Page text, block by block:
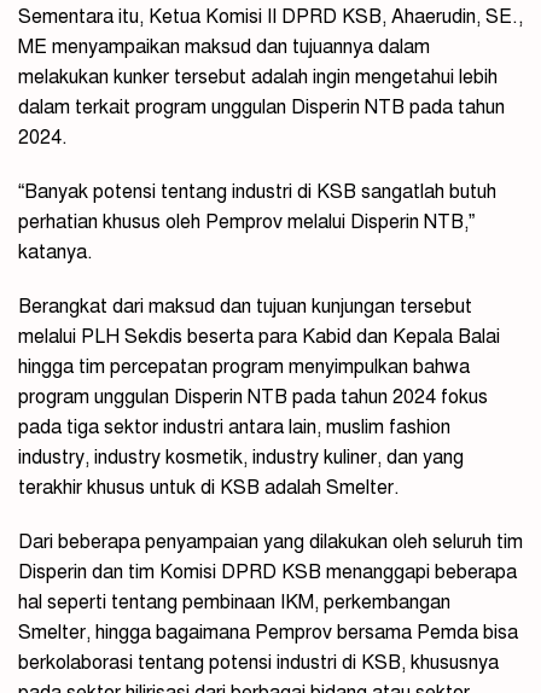
Sementara itu, Ketua Komisi II DPRD KSB, Ahaerudin, SE.,
ME menyampaikan maksud dan tujuannya dalam
melakukan kunker tersebut adalah ingin mengetahui lebih
dalam terkait program unggulan Disperin NTB pada tahun
2024.
“Banyak potensi tentang industri di KSB sangatlah butuh
perhatian khusus oleh Pemprov melalui Disperin NTB,”
katanya.
Berangkat dari maksud dan tujuan kunjungan tersebut
melalui PLH Sekdis beserta para Kabid dan Kepala Balai
hingga tim percepatan program menyimpulkan bahwa
program unggulan Disperin NTB pada tahun 2024 fokus
pada tiga sektor industri antara lain, muslim fashion
industry, industry kosmetik, industry kuliner, dan yang
terakhir khusus untuk di KSB adalah Smelter.
Dari beberapa penyampaian yang dilakukan oleh seluruh tim
Disperin dan tim Komisi DPRD KSB menanggapi beberapa
hal seperti tentang pembinaan IKM, perkembangan
Smelter, hingga bagaimana Pemprov bersama Pemda bisa
berkolaborasi tentang potensi industri di KSB, khususnya